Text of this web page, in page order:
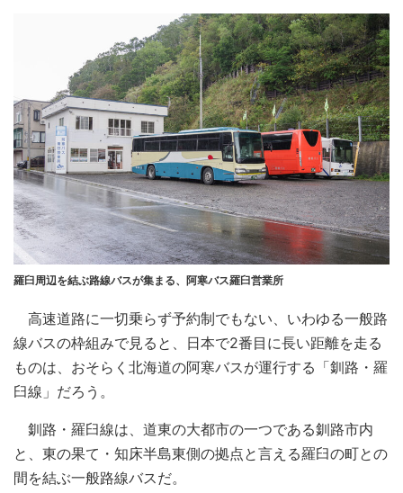
羅臼周辺を結ぶ路線バスが集まる、阿寒バス羅臼営業所
高速道路に一切乗らず予約制でもない、いわゆる一般路
線バスの枠組みで見ると、日本で2番目に長い距離を走る
ものは、おそらく北海道の阿寒バスが運行する「釧路・羅
臼線」だろう。
釧路・羅臼線は、道東の大都市の一つである釧路市内
と、東の果て・知床半島東側の拠点と言える羅臼の町との
間を結ぶ一般路線バスだ。